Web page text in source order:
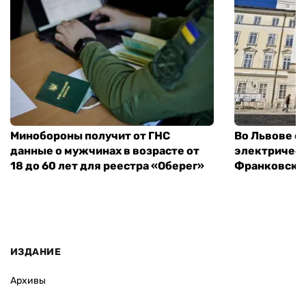
Минобороны получит от ГНС
данные о мужчинах в возрасте от
18 до 60 лет для реестра «Оберег»
Во Львове
ИЗДАНИЕ
Архивы